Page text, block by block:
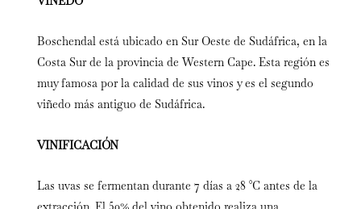
Boschendal está ubicado en Sur Oeste de Sudáfrica, en la
Costa Sur de la provincia de Western Cape. Esta región es
muy famosa por la calidad de sus vinos y es el segundo
viñedo más antiguo de Sudáfrica.
VINIFICACIÓN
Las uvas se fermentan durante 7 días a 28 °C antes de la